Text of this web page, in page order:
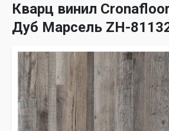
Кварц винил
Дуб Марсель ZH-